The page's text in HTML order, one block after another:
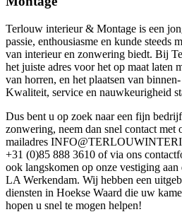
Terlouw interieur & Montage is een
passie, enthousiasme en kunde steeds
van interieur en zonwering biedt. Bij
het juiste adres voor het op maat laten
van horren, en het plaatsen van
Kwaliteit, service en nauwkeurigheid
Dus bent u op zoek naar een fijn
zonwering, neem dan snel contact met
mailadres
+31 (0)85 888 3610 of via ons
ook langskomen op onze vestiging
LA Werkendam. Wij hebben een
diensten in Hoekse Waard die uw
hopen u snel te mogen helpen!